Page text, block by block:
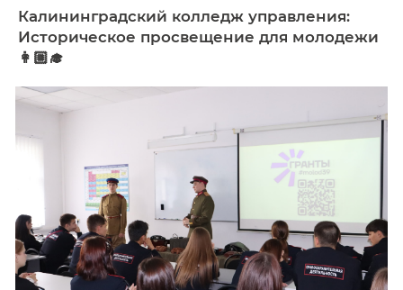
кино, завоевав приз зрительских симпатий
Международном кинофестивале
короткометражных любительских фильмов
Его дебютная работа, словно яркая
озарила фестиваль светом подлинной
креативности и оригинальности.
Преподавателю
Калининградский колледж
Историческое просвещение для
👩🏼‍🎓